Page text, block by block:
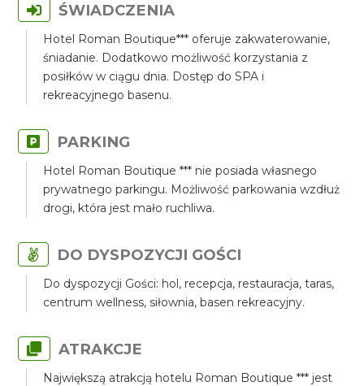
ŚWIADCZENIA
Hotel Roman Boutique*** oferuje zakwaterowanie,
śniadanie. Dodatkowo możliwość korzystania z
posiłków w ciągu dnia. Dostęp do SPA i
rekreacyjnego basenu.
PARKING
Hotel Roman Boutique *** nie posiada własnego
prywatnego parkingu. Możliwość parkowania wzdłuż
drogi, która jest mało ruchliwa.
DO DYSPOZYCJI GOŚCI
Do dyspozycji Gości: hol, recepcja, restauracja, taras,
centrum wellness, siłownia, basen rekreacyjny.
ATRAKCJE
Największą atrakcją hotelu Roman Boutique *** jest